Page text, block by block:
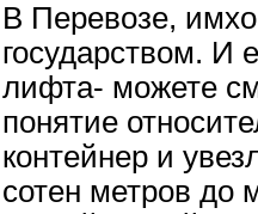
В Перевозе,
государством. И
лифта- можете
понятие
контейнер и
сотен метров до